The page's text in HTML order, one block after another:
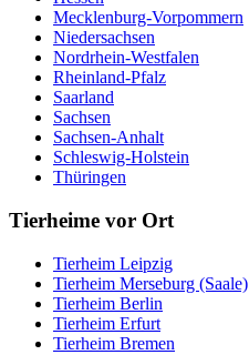
Mecklenburg-Vorpommern
Niedersachsen
Nordrhein-Westfalen
Rheinland-Pfalz
Saarland
Sachsen
Sachsen-Anhalt
Schleswig-Holstein
Thüringen
Tierheime vor Ort
Tierheim Leipzig
Tierheim Merseburg (Saale)
Tierheim Berlin
Tierheim Erfurt
Tierheim Bremen